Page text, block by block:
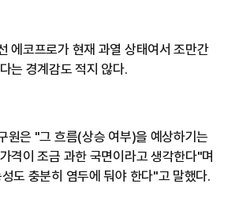
에코프로가 현재 과열 상태여서 조만간
는 경계감도 적지 않다.
원은 "그 흐름(상승 여부)을 예상하기는
격이 조금 과한 국면이라고 생각한다"며
도 충분히 염두에 둬야 한다"고 말했다.